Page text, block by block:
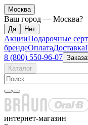
Москва
Ваш город — Москва?
АкцииПодарочные
брендеОплатаДоставка
8 (800) 550-96-07
Каталог
интернет-магазин